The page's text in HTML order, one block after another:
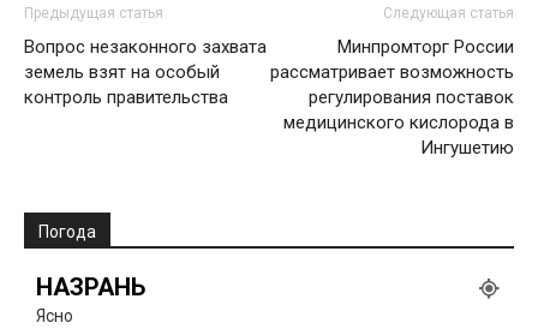
Предыдущая статья
Вопрос незаконного захвата
земель взят на особый
контроль правительства
Следующая статья
Минпромторг России
рассматривает возможность
регулирования поставок
медицинского кислорода в
Ингушетию
Погода
НАЗРАНЬ
Ясно